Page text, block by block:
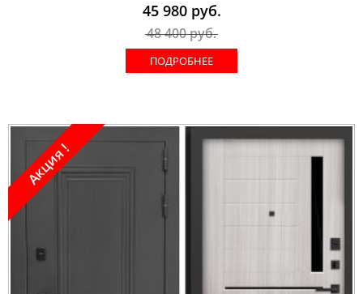
45 980руб.
48 400руб.
ПОДРОБНЕЕ
Акция !